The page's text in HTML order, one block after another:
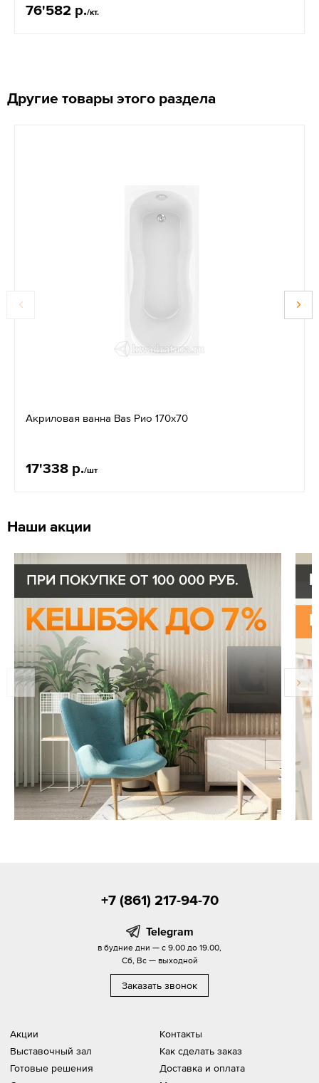
76'582 р./кт.
Другие товары этого раздела
Акриловая ванна Bas Рио 170х70
17'338 р./шт
Наши акции
Акции
Выставочный зал
Готовые решения
Контакты
Как сделать заказ
Доставка и оплата
+7 (861) 217-94-70
Telegram
в будние дни — с 9.00 до 19.00,
Сб, Вс — выходной
Заказать звонок